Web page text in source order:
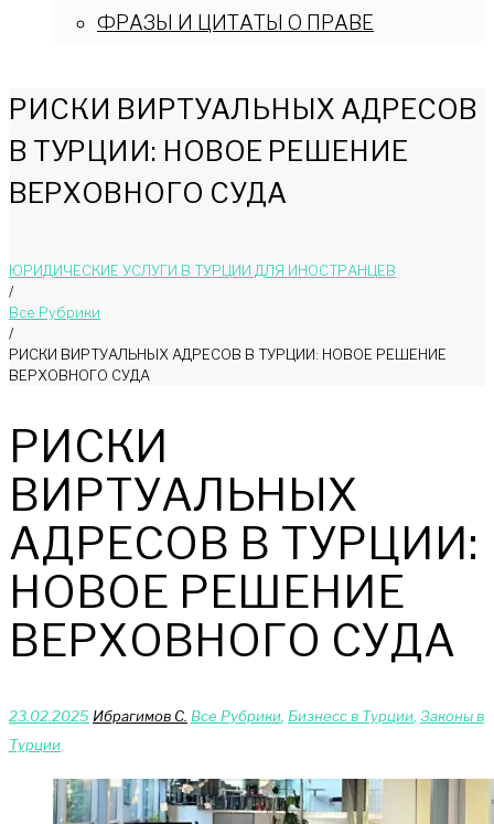
ФРАЗЫ И ЦИТАТЫ О ПРАВЕ
РИСКИ ВИРТУАЛЬНЫХ АДРЕСОВ
В ТУРЦИИ: НОВОЕ РЕШЕНИЕ
ВЕРХОВНОГО СУДА
ЮРИДИЧЕСКИЕ УСЛУГИ В ТУРЦИИ ДЛЯ ИНОСТРАНЦЕВ
/
Bce Pyбрики
/
РИСКИ ВИРТУАЛЬНЫХ АДРЕСОВ В ТУРЦИИ: НОВОЕ РЕШЕНИЕ
ВЕРХОВНОГО СУДА
РИСКИ
ВИРТУАЛЬНЫХ
АДРЕСОВ В ТУРЦИИ:
НОВОЕ РЕШЕНИЕ
ВЕРХОВНОГО СУДА
23.02.2025 Ибрагимов С. Bce Pyбрики Бизнесс в Турции Законы в
Турции